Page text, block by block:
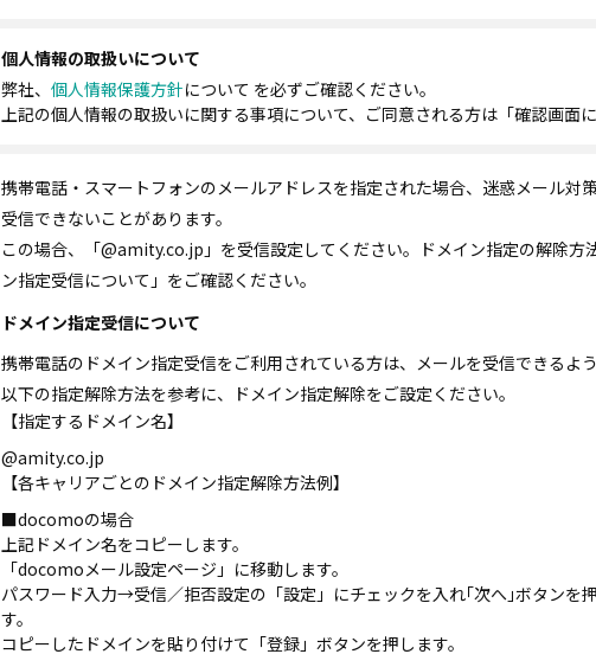
個人情報の取扱いについて
弊社、 個人情報保護方針について を必ずご確認ください。
上記の個人情報の取扱いに関する事項について、ご同意される方は「確認画面
携帯電話・スマートフォンのメールアドレスを指定された場合、迷惑メール対
受信できないことがあります。
この場合、「@amity.co.jp」を受信設定してください。ドメイン指定の解除方
ン指定受信について」をご確認ください。
ドメイン指定受信について
携帯電話のドメイン指定受信をご利用されている方は、メールを受信できるよう
以下の指定解除方法を参考に、ドメイン指定解除をご設定ください｡
【指定するドメイン名】
@amity.co.jp
【各キャリアごとのドメイン指定解除方法例】
■docomoの場合
上記ドメイン名をコピーします。
「docomoメール設定ページ」に移動します。
パスワード入力→受信／拒否設定の「設定」にチェックを入れ｢次へ｣ボタンを
す。
コピーしたドメインを貼り付けて「登録」ボタンを押します。